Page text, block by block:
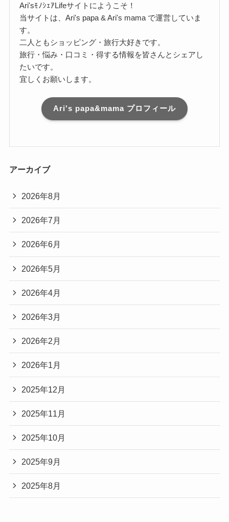
Ari'sﾓﾉｼｪｱLifeサイトにようこそ！
当サイトは、Ari's papa & Ari's mama で運営していま
す。
二人ともショッピング・旅行大好きです。
旅行・悩み・口コミ・得する情報を皆さんとシェアし
たいです。
宜しくお願いします。
Ari's papa&mama プロフィール
アーカイブ
2026年8月
2026年7月
2026年6月
2026年5月
2026年4月
2026年3月
2026年2月
2026年1月
2025年12月
2025年11月
2025年10月
2025年9月
2025年8月